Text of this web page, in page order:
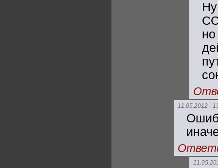
11.05.2012 -